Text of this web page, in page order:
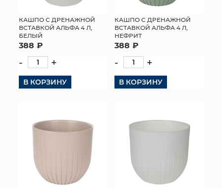
КАШПО С ДРЕНАЖНОЙ
ВСТАВКОЙ АЛЬФА 4 Л,
БЕЛЫЙ
388 ₽
- +
В КОРЗИНУ
КАШПО С ДРЕНАЖНОЙ
ВСТАВКОЙ АЛЬФА 4 Л,
НЕФРИТ
388 ₽
- +
В КОРЗИНУ